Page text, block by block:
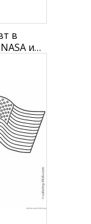
в
и